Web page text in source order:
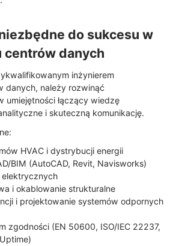
do sukcesu w
danych
inżynierem
danych, należy rozwinąć
umiejętności łączący wiedzę
i skuteczną komunikację.
HVAC i dystrybucji energii
BIM (AutoCAD, Revit, Navisworks)
i okablowanie strukturalne
i projektowanie systemów odpornych
zgodności (EN 50600, ISO/IEC 22237,